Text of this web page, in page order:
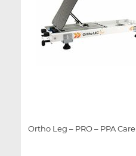
Ortho Leg – PRO – PPA Care